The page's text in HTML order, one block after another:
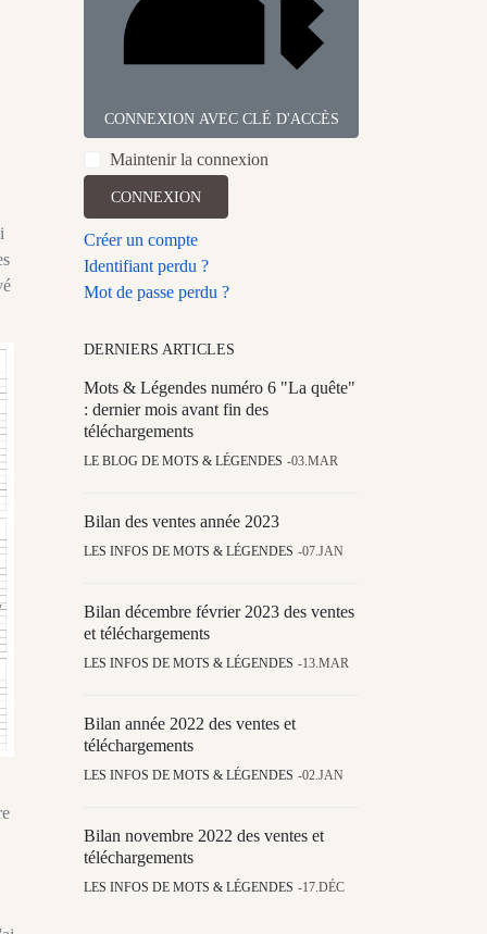
CONNEXION AVEC CLÉ D'ACCÈS
Maintenir la connexion
CONNEXION
Créer un compte
Identifiant perdu ?
Mot de passe perdu ?
DERNIERS ARTICLES
Mots & Légendes numéro 6 "La quête"
: dernier mois avant fin des
téléchargements
LE BLOG DE MOTS & LÉGENDES 03.MAR
Bilan des ventes année 2023
LES INFOS DE MOTS & LÉGENDES 07.JAN
Bilan décembre février 2023 des ventes
et téléchargements
LES INFOS DE MOTS & LÉGENDES 13.MAR
Bilan année 2022 des ventes et
téléchargements
LES INFOS DE MOTS & LÉGENDES 02.JAN
Bilan novembre 2022 des ventes et
téléchargements
LES INFOS DE MOTS & LÉGENDES 17.DÉC